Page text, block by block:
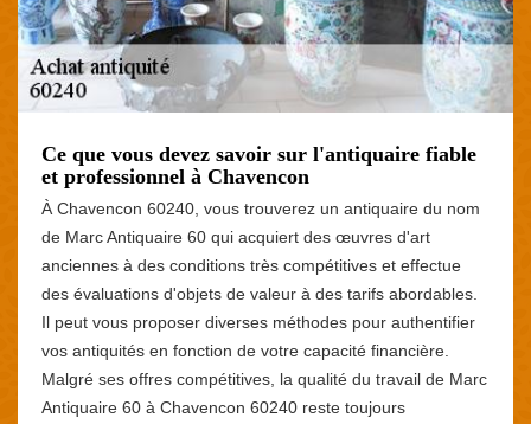
Ce que vous devez savoir sur l'antiquaire fiable
et professionnel à Chavencon
À Chavencon 60240, vous trouverez un antiquaire du nom
de Marc Antiquaire 60 qui acquiert des œuvres d'art
anciennes à des conditions très compétitives et effectue
des évaluations d'objets de valeur à des tarifs abordables.
Il peut vous proposer diverses méthodes pour authentifier
vos antiquités en fonction de votre capacité financière.
Malgré ses offres compétitives, la qualité du travail de Marc
Antiquaire 60 à Chavencon 60240 reste toujours